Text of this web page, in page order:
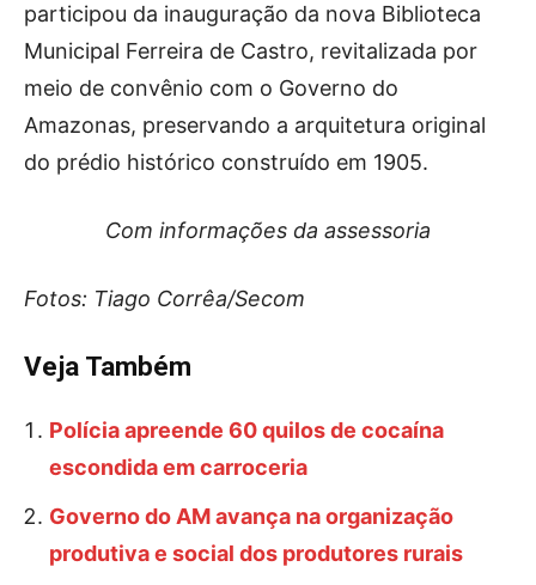
participou da inauguração da nova Biblioteca
Municipal Ferreira de Castro, revitalizada por
meio de convênio com o Governo do
Amazonas, preservando a arquitetura original
do prédio histórico construído em 1905.
Com informações da assessoria
Fotos: Tiago Corrêa/Secom
Veja Também
Polícia apreende 60 quilos de cocaína
escondida em carroceria
Governo do AM avança na organização
produtiva e social dos produtores rurais